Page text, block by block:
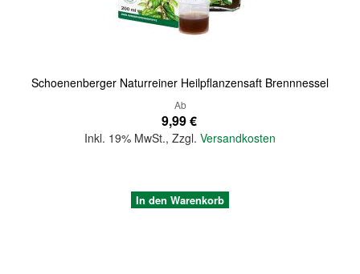
Schoenenberger Naturreiner Heilpflanzensaft Brennnessel
Ab
9,99 €
Inkl. 19% MwSt., Zzgl. Versandkosten
In den Warenkorb